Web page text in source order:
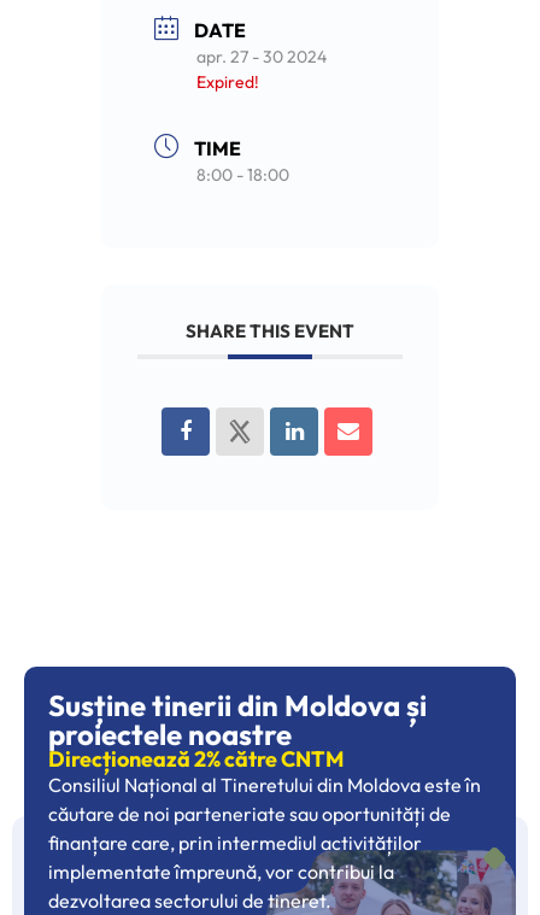
DATE
apr. 27 - 30 2024
Expired!
TIME
8:00 - 18:00
SHARE THIS EVENT
Susține tinerii din Moldova și
proiectele noastre
Direcționează 2% către CNTM
Consiliul Național al Tineretului din Moldova este în
căutare de noi parteneriate sau oportunități de
finanțare care, prin intermediul activităților
implementate împreună, vor contribui la
dezvoltarea sectorului de tineret.